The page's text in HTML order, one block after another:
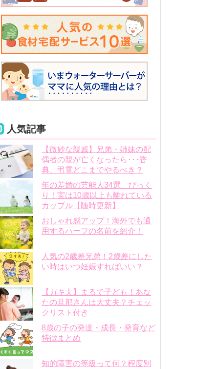
人気記事
【微妙な親戚】兄弟・姉妹の配
偶者の親が亡くなったら･･･香
典、弔電どこまでやるべき？
年の差婚の芸能人34選。びっく
り！実は10歳以上も離れている
カップル【随時更新】
おしゃれ感アップ！海外でも通
用するハーフの名前を紹介！
人気の2歳差兄弟！2歳差にした
い時はいつ妊娠すればいい？
【ガキ夫】まるで子ども！あな
たの旦那さんは大丈夫？チェッ
クリスト付き
8歳の子の発達・成長・発育など
特徴まとめ
知的障害の等級って何？程度別